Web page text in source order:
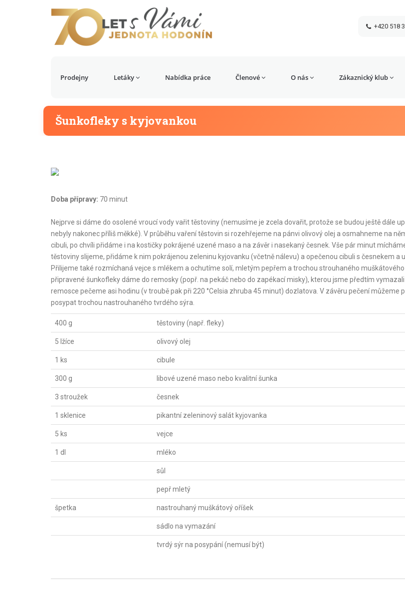
+420 518
Prodejny Letáky Nabídka práce Členové O nás Zákaznický klub
Šunkofleky s kyjovankou
Doba přípravy: 70 minut
Nejprve si dáme do osolené vroucí vody vařit těstoviny (nemusíme je zcela dovařit, protože se budou ještě dále
nebyly nakonec příliš měkké). V průběhu vaření těstovin si rozehřejeme na pánvi olivový olej a osmahneme na
cibuli, po chvíli přidáme i na kostičky pokrájené uzené maso a na závěr i nasekaný česnek. Vše pár minut
těstoviny slijeme, přidáme k nim pokrájenou zeleninu kyjovanku (včetně nálevu) a opečenou cibuli s česnekem a
Přilijeme také rozmíchaná vejce s mlékem a ochutíme solí, mletým pepřem a trochou strouhaného
připravené šunkofleky dáme do remosky (popř. na pekáč nebo do zapékací misky), kterou jsme předtím
remosce pečeme asi hodinu (v troubě pak při 220 °Celsia zhruba 45 minut) dozlatova. V závěru pečení můžeme
posypat trochou nastrouhaného tvrdého sýra.
400 g těstoviny (např. fleky)
5 lžíce olivový olej
1 ks cibule
300 g libové uzené maso nebo kvalitní šunka
3 stroužek česnek
1 sklenice pikantní zeleninový salát kyjovanka
5 ks vejce
1 dl mléko
sůl
pepř mletý
špetka nastrouhaný muškátový oříšek
sádlo na vymazání
tvrdý sýr na posypání (nemusí být)